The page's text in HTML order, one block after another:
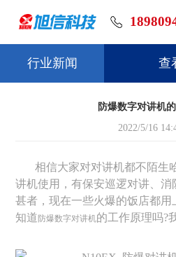
行业新闻 查
防爆数字对讲机
2022/5/16
相信大家对对讲机都不陌生
讲机使用，有保安巡逻对讲、
甚者，现在一些火爆的饭店都
知道防爆数字对讲机的工作原理吗?